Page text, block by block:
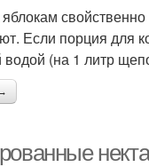
Если порция для
водой (на 1 литр